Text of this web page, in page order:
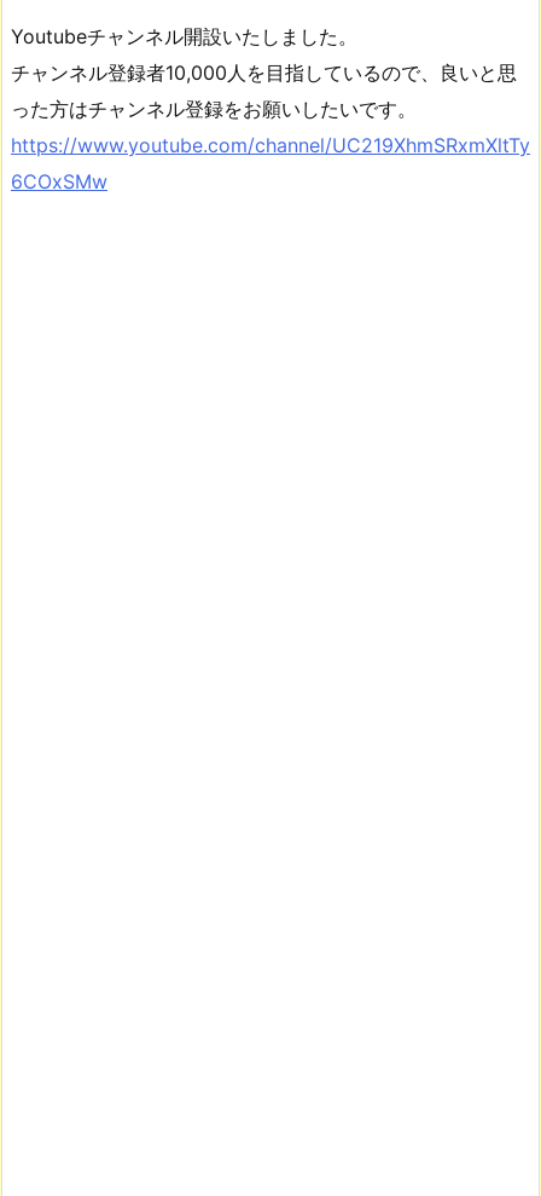
Youtubeチャンネル開設いたしました。
チャンネル登録者10,000人を目指しているので、良いと思
った方はチャンネル登録をお願いしたいです。
https://www.youtube.com/channel/UC219XhmSRxmXltTy
6COxSMw